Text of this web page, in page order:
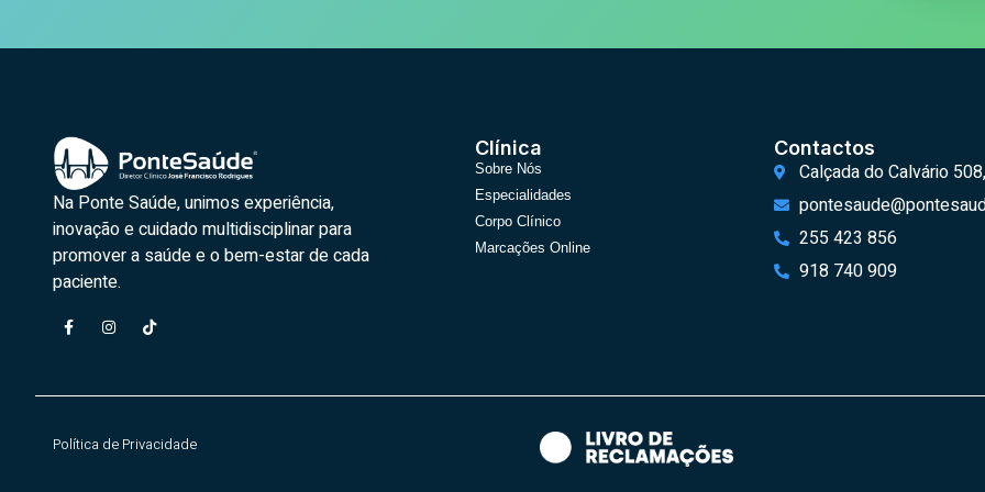
Na Ponte Saúde, unimos experiência,
inovação e cuidado multidisciplinar para
promover a saúde e o bem-estar de cada
paciente.
Clínica
Sobre Nós
Especialidades
Corpo Clínico
Marcações Online
Contactos
Calçada do Calvário
255 423 856
918 740 909
Política de Privacidade